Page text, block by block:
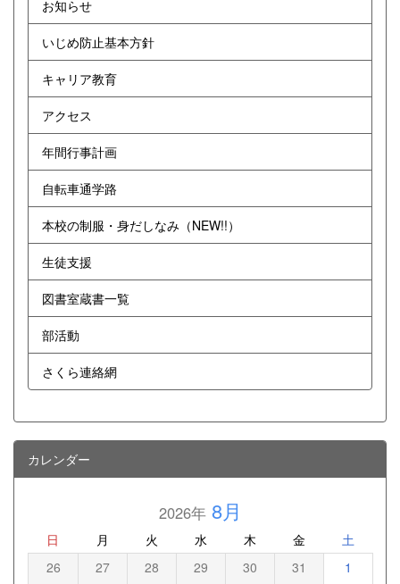
お知らせ
いじめ防止基本方針
キャリア教育
アクセス
年間行事計画
自転車通学路
本校の制服・身だしなみ（NEW!!）
生徒支援
図書室蔵書一覧
部活動
さくら連絡網
カレンダー
2026年8月
日 月 火 水 木 金 土
26 27 28 29 30 31 1